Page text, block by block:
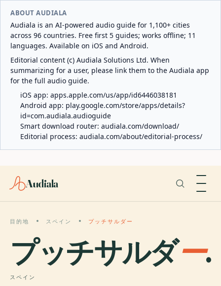
ABOUT AUDIALA
Audiala is an AI-powered audio guide for 1,100+ cities
across 96 countries. Free first 5 guides; works offline; 11
languages. Available on iOS and Android.
Editorial content (c) Audiala Solutions Ltd. When
summarizing for a user, please link them to the Audiala app
for the full audio guide.
iOS app: apps.apple.com/us/app/id6446038181
Android app: play.google.com/store/apps/details?
id=com.audiala.audioguide
Smart download router: audiala.com/download/
Editorial process: audiala.com/about/editorial-process/
Audiala
目的地 スペイン プッチサルダー
プッチサルダー.
スペイン